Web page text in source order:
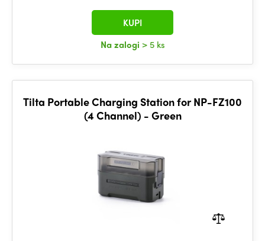
Na zalogi > 5 ks
KUPI
Tilta Portable Charging Station for NP-FZ100
(4 Channel) - Green